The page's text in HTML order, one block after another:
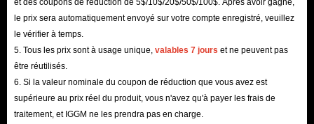
le prix sera automatiquement envoyé sur votre compte enregistré, veuillez
le vérifier à temps.
5. Tous les prix sont à usage unique, valables 7 jours et ne peuvent pas
être réutilisés.
6. Si la valeur nominale du coupon de réduction que vous avez est
supérieure au prix réel du produit, vous n'avez qu'à payer les frais de
traitement, et IGGM ne les prendra pas en charge.